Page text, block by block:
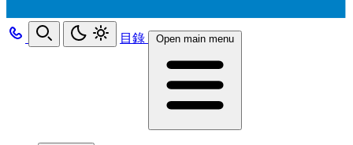
目錄 Open main menu